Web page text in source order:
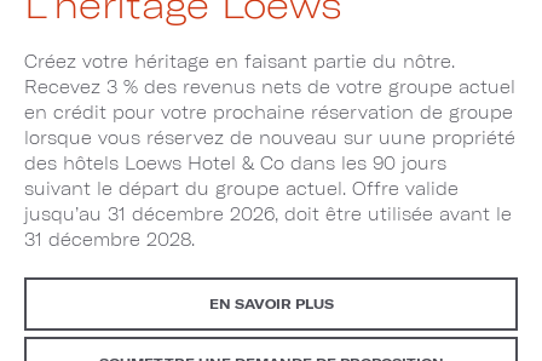
Créez votre héritage en faisant partie du nôtre.
Recevez 3 % des revenus nets de votre groupe actuel
en crédit pour votre prochaine réservation de groupe
lorsque vous réservez de nouveau sur uune propriété
des hôtels Loews Hotel & Co dans les 90 jours
suivant le départ du groupe actuel. Offre valide
jusqu’au 31 décembre 2026, doit être utilisée avant le
31 décembre 2028.
EN SAVOIR PLUS